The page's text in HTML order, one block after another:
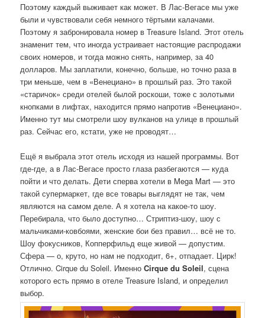
Поэтому каждый выживает как может. В Лас-Вегасе мы уже
были и чувствовали себя немного тёртыми калачами.
Поэтому я забронировала номер в Treasure Island. Этот отель
знаменит тем, что иногда устраивает настоящие распродажи
своих номеров, и тогда можно снять, например, за 40
долларов. Мы заплатили, конечно, больше, но точно раза в
три меньше, чем в «Венециано» в прошлый раз. Это такой
«старичок» среди отелей былой роскоши, тоже с золотыми
кнопками в лифтах, находится прямо напротив «Венециано».
Именно тут мы смотрели шоу вулканов на улице в прошлый
раз. Сейчас его, кстати, уже не проводят…
Ещё я выбрала этот отель исходя из нашей программы. Вот
где-где, а в Лас-Вегасе просто глаза разбегаются — куда
пойти и что делать. Дети сперва хотели в Mega Mart — это
такой супермаркет, где все товары выглядят не так, чем
являются на самом деле. А я хотела на какое-то шоу.
Перебирала, что было доступно… Стриптиз-шоу, шоу с
мальчиками-ковбоями, женские бои без правил… всё не то.
Шоу фокусников, Копперфильд еще живой — допустим.
Сфера — о, круто, но нам не подходит, 6+, отпадает. Цирк!
Отлично. Cirque du Soleil. ИменноCirque du Soleil, сцена
которого есть прямо в отеле Treasure Island, и определил
выбор.